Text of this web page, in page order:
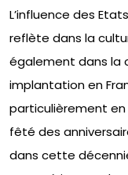
L’influence des
reflète dans la
également dans la
implantation en
particulièrement
fêté des
dans cette